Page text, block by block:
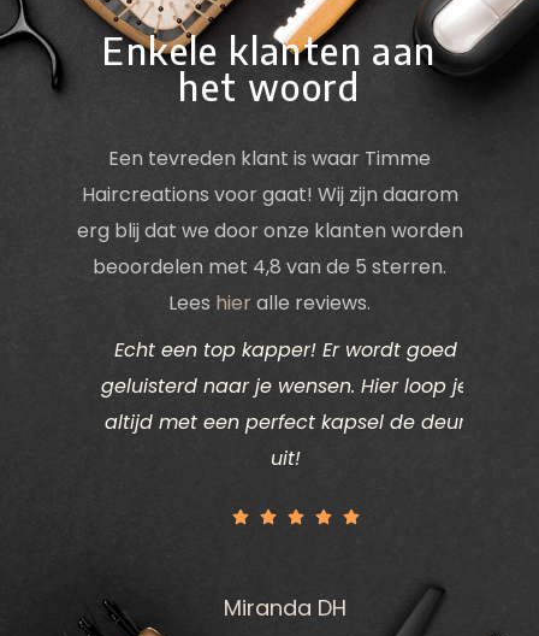
Enkele klanten aan
het woord
Een tevreden klant is waar Timme
Haircreations voor gaat! Wij zijn daarom
erg blij dat we door onze klanten worden
beoordelen met 4,8 van de 5 sterren.
Lees hieralle reviews.
het
Miranda DH
Echt een top kapper! Er wordt goed
geluisterd naar je wensen. Hier loop je
altijd met een perfect kapsel de deur
uit!